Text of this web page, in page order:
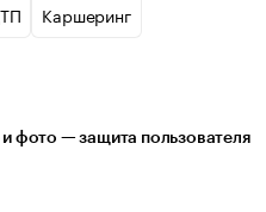
Каршеринг
фото — защита пользователя